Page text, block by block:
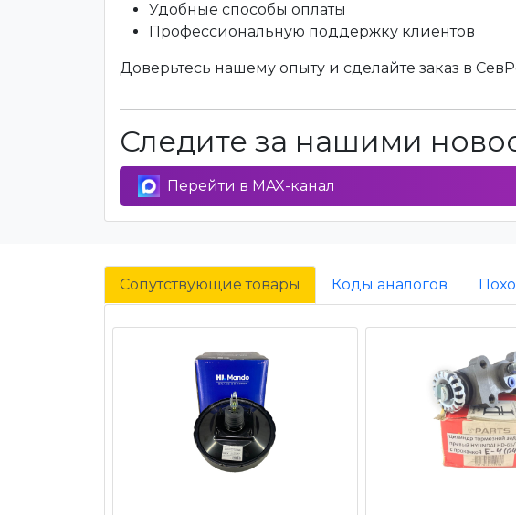
Удобные способы оплаты
Профессиональную поддержку клиентов
Доверьтесь нашему опыту и сделайте заказ в
Следите за нашими
Перейти в MAX-канал
Сопутствующие товары Коды аналогов